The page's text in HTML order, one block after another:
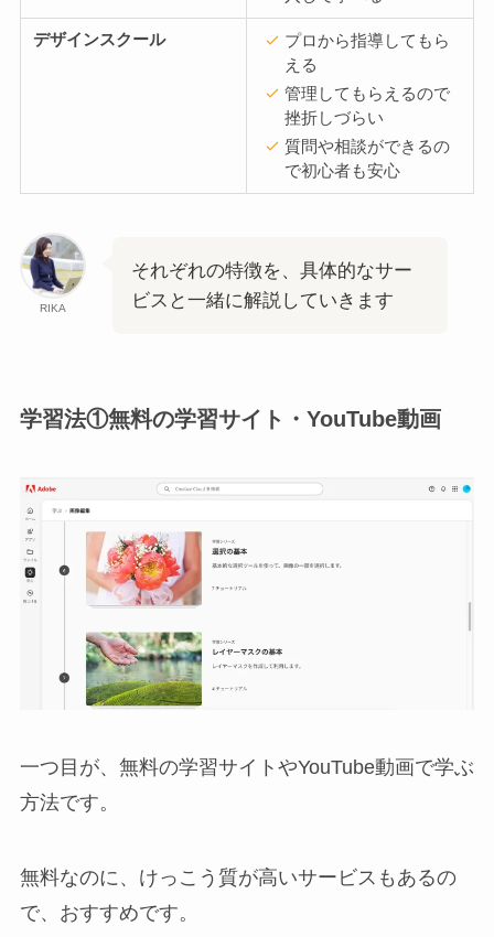
デザインスクール
プロから指導してもら
える
管理してもらえるので
挫折しづらい
質問や相談ができるの
で初心者も安心
RIKA
それぞれの特徴を、具体的なサー
ビスと一緒に解説していきます
学習法①無料の学習サイト・YouTube動画
一つ目が、無料の学習サイトやYouTube動画で学ぶ
方法です。
無料なのに、けっこう質が高いサービスもあるの
で、おすすめです。